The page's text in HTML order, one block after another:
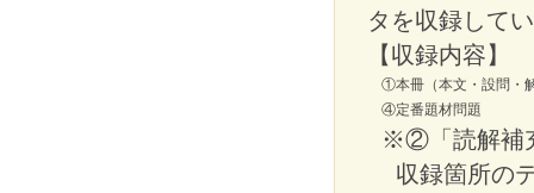
タを収録して
【収録内容】
①本冊（本文・設問・
④定番題材問題
※②「読解補
収録箇所の